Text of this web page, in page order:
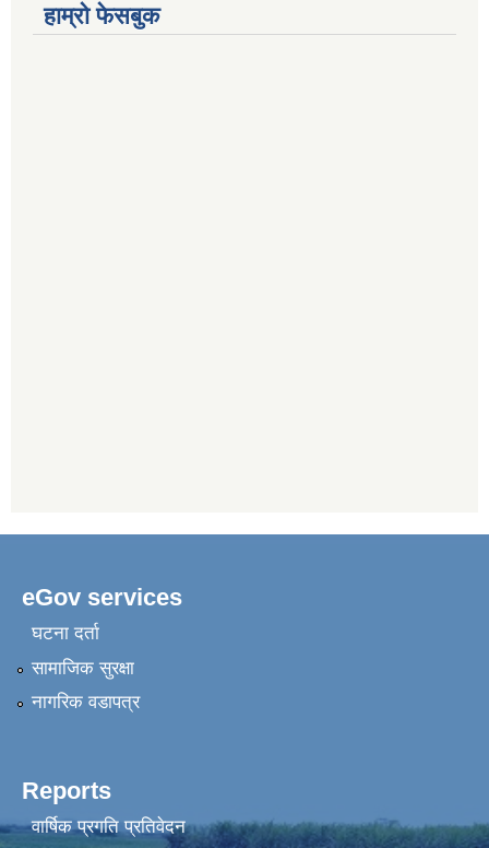
हाम्रो फेसबुक
eGov services
घटना दर्ता
सामाजिक सुरक्षा
नागरिक वडापत्र
Reports
वार्षिक प्रगति प्रतिवेदन